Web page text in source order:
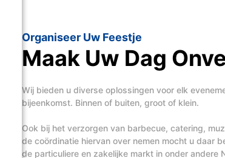
Organiseer Uw Feestje
Maak Uw Dag
Wij bieden u diverse oplossingen voor elk
bijeenkomst. Binnen of buiten, groot of klein.
Ook bij het verzorgen van barbecue, catering,
de coördinatie hiervan over nemen mocht u daar
de particuliere en zakelijke markt in onder andere